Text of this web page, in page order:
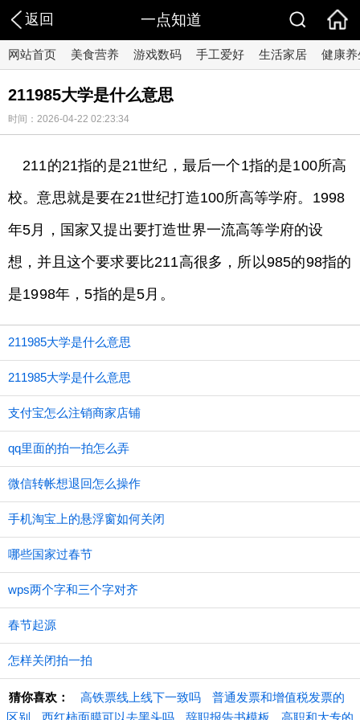
返回 一点知道
网站首页 美食营养 游戏数码 手工爱好 生活家居 健康养
211985大学是什么意思
时间：2026-04-22 02:23:34
211的21指的是21世纪，最后一个1指的是100所高
校。意思就是要在21世纪打造100所高等学府。1998
年5月，国家又提出要打造世界一流高等学府的设
想，并且这个要求要比211高很多，所以985的98指的
是1998年，5指的是5月。
211985大学是什么意思
211985大学是什么意思
支付宝怎么注销商家店铺
qq里面的拍一拍怎么弄
微信转帐想退回怎么操作
手机淘宝上的悬浮窗如何关闭
哪些国家过春节
wps两个字和三个字对齐
春节起源
怎样关闭拍一拍
猜你喜欢： 高铁票线上线下一致吗
普通发票和增值税发票的
区别
西红柿面膜可以去黑头吗 辞职报告书模板 高职和大专的